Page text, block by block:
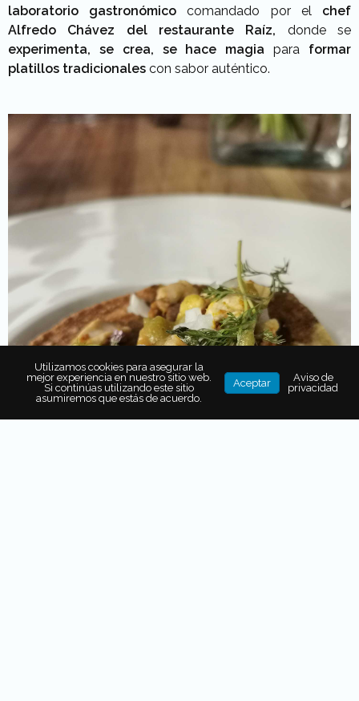
laboratorio gastronómico
comandado por el chef
Alfredo Chávez del restaurante Raíz, donde se
experimenta, se crea, se hace magia para formar
platillos tradicionales con sabor auténtico.
Utilizamos cookies para asegurar la
mejor experiencia en nuestro sitio web.
Si continúas utilizando este sitio
asumiremos que estás de acuerdo.
Aceptar
Aviso de
privacidad